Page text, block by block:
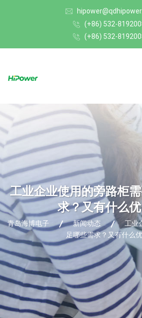
(+86) 532-
(+86) 532-
工业企业使用的旁路柜
求？又有什么
青岛海博电子 新闻动态
工业
足哪些需求？又有什么